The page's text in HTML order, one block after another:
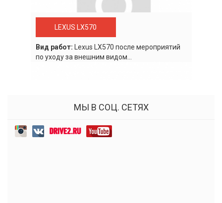
LEXUS LX570
Вид работ: Lexus LХ570 после мероприятий
по уходу за внешним видом...
МЫ В СОЦ. СЕТЯХ